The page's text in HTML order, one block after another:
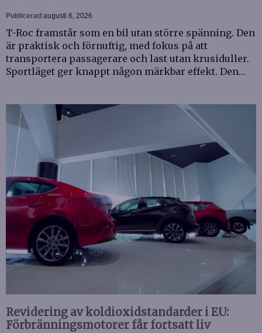
Publicerad augusti 6, 2026
T-Roc framstår som en bil utan större spänning. Den
är praktisk och förnuftig, med fokus på att
transportera passagerare och last utan krusiduller.
Sportläget ger knappt någon märkbar effekt. Den…
Revidering av koldioxidstandarder i EU:
Förbränningsmotorer får fortsatt liv